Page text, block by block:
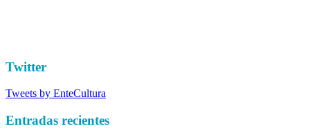
Twitter
Tweets by EnteCultura
Entradas recientes